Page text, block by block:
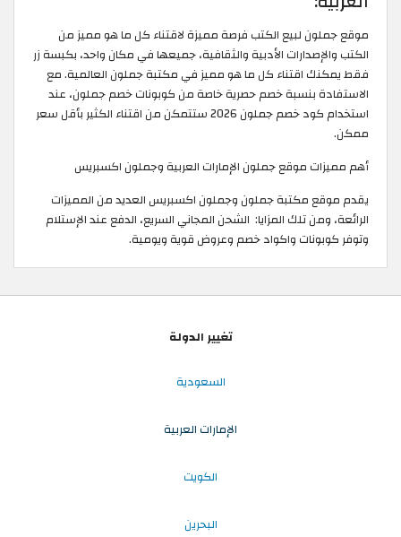
موقع جملون لبيع الكتب فرصة مميزة لاقتناء كل ما هو مميز من
الكتب والإصدارات الأدبية والثقافية، جميعها في مكان واحد، بكبسة زر
فقط يمكنك اقتناء كل ما هو مميز في مكتبة جملون العالمية. مع
الاستفادة بنسبة خصم حصرية خاصة من كوبونات خصم جملون، عند
استخدام كود خصم جملون 2026 ستتمكن من اقتناء الكثير بأقل سعر
ممكن.
أهم مميزات موقع جملون الإمارات العربية وجملون اكسبريس
يقدم موقع مكتبة جملون وجملون اكسبريس العديد من المميزات
الرائعة، ومن تلك المزايا: الشحن المجاني السريع، الدفع عند الإستلام
وتوفر كوبونات واكواد خصم وعروض قوية ويومية.
تغيير الدولة
السعودية
الإمارات العربية
الكويت
البحرين